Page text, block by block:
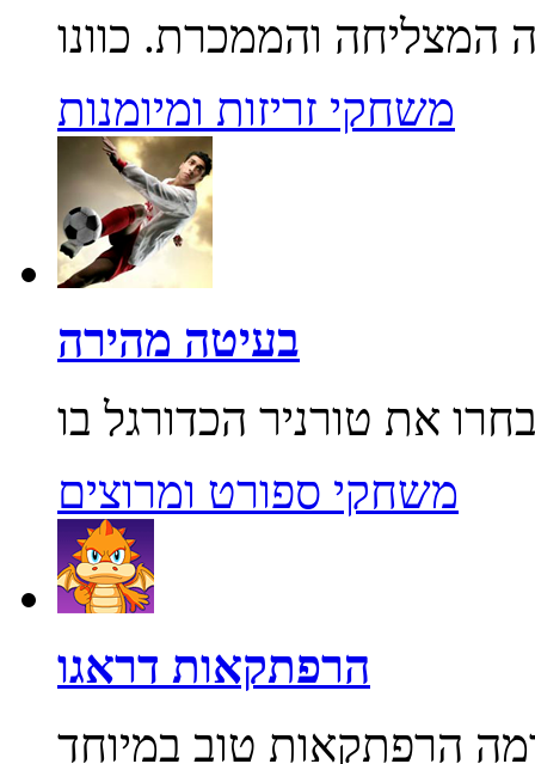
משחקי זריזות ומיומנות
בעיטה מהירה
משחקי ספורט ומרוצים
הרפתקאות דראגו